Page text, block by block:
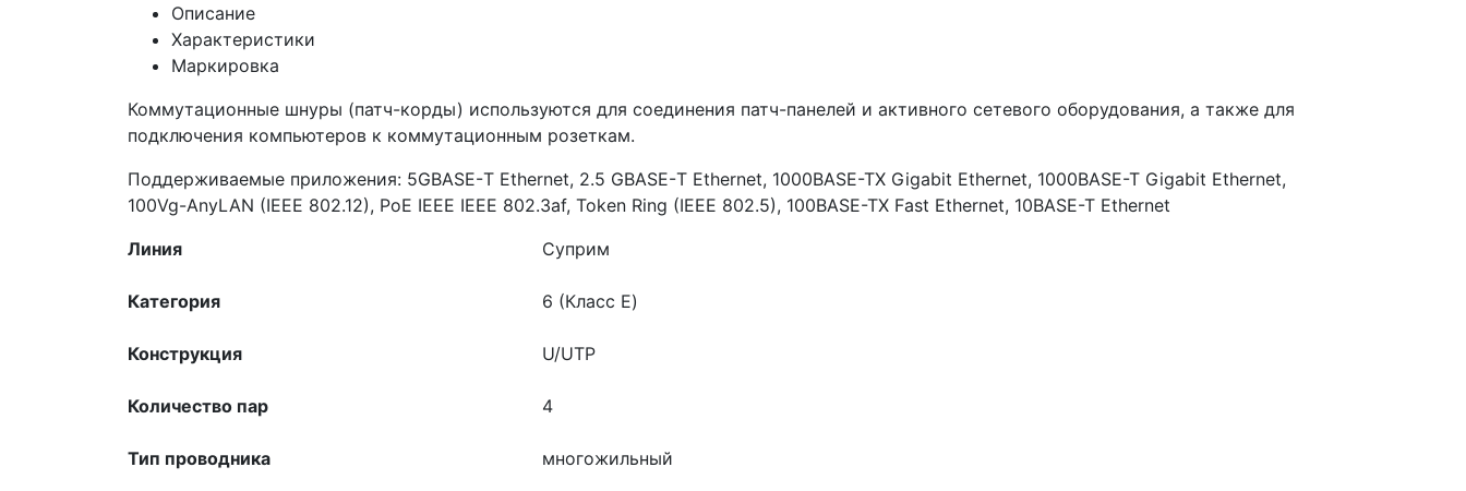
Описание
Характеристики
Маркировка
Коммутационные шнуры (патч-корды) используются для соединения патч-панелей и активного сетевого оборудования, а также для
подключения компьютеров к коммутационным розеткам.
Поддерживаемые приложения: 5GBASE-Т Ethernet, 2.5 GBASE-Т Ethernet, 1000BASE-TX Gigabit Ethernet, 1000BASE-T Gigabit Ethernet,
100Vg-AnyLAN (IEEE 802.12), PoE IEEE IEEE 802.3af, Token Ring (IEEE 802.5), 100BASE-TX Fast Ethernet, 10BASE-T Ethernet
Линия
Суприм
Категория 6 (Класс E)
Конструкция U/UTP
Количество пар 4
Тип проводника многожильный